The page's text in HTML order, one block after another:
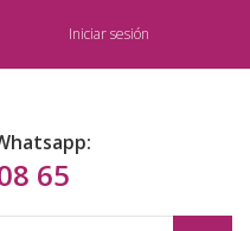
Iniciar sesión
65